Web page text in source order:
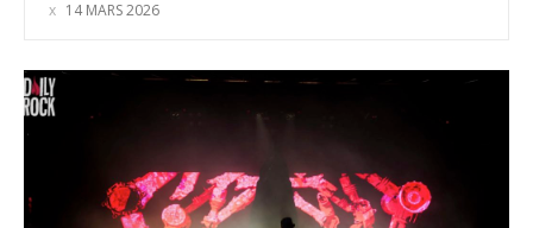
14 MARS 2026